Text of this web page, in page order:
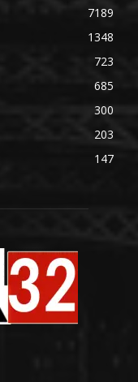
7189
1348
723
685
300
203
147